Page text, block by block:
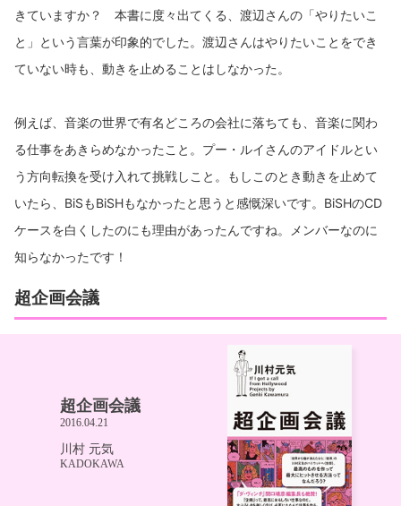
きていますか？ 本書に度々出てくる、渡辺さんの「やりたいこ
と」という言葉が印象的でした。渡辺さんはやりたいことをでき
ていない時も、動きを止めることはしなかった。
例えば、音楽の世界で有名どころの会社に落ちても、音楽に関わ
る仕事をあきらめなかったこと。プー・ルイさんのアイドルとい
う方向転換を受け入れて挑戦しこと。もしこのとき動きを止めて
いたら、BiSもBiSHもなかったと思うと感慨深いです。BiSHのCD
ケースを白くしたのにも理由があったんですね。メンバーなのに
知らなかったです！
超企画会議